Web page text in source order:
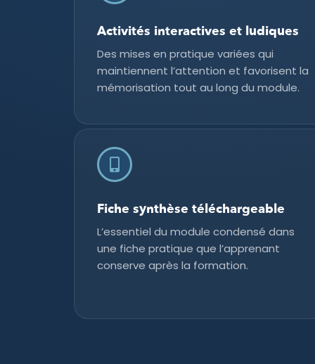
Activités interactives et ludiques
Des mises en pratique variées qui
maintiennent l’attention et favorisent la
mémorisation tout au long du module.
Fiche synthèse téléchargeable
L’essentiel du module condensé dans
une fiche pratique que l’apprenant
conserve après la formation.